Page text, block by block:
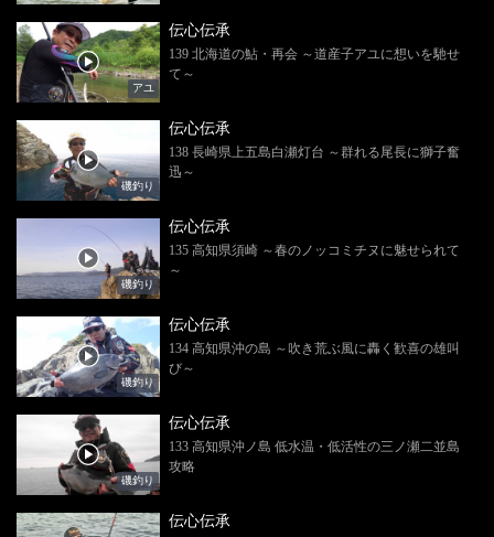
アユ
伝心伝承
139 北海道の鮎・再会 ～道産子アユに想いを馳せ
て～
磯釣り
伝心伝承
138 長崎県上五島白瀬灯台 ～群れる尾長に獅子奮
迅～
磯釣り
伝心伝承
135 高知県須崎 ～春のノッコミチヌに魅せられて
～
磯釣り
伝心伝承
134 高知県沖の島 ～吹き荒ぶ風に轟く歓喜の雄叫
び～
磯釣り
伝心伝承
133 高知県沖ノ島 低水温・低活性の三ノ瀬二並島
攻略
伝心伝承